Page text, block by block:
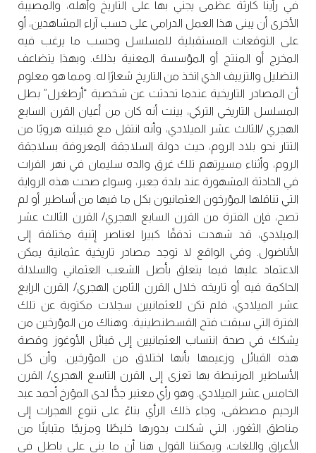
في رأينا كارثة عظمى يجني بها على التاريخ وأهله، والمصيبة
الأخرى أن يبنى هذا العمل الدرامي على حسب آراء المشاهدين، أو
على التوقعات المستقبلية للمسلسل وحسب ما يرغب فيه
المخرج أو المنتج أو المؤسسة المعنية بذلك. وبهذا يتضاعف
التضليل والتزييف الذي اتخذ من التاريخ شعارًا له. ومما هو معلوم
أن المصادر التاريخية عندما تحدثت عن شخصية “أرطغرل” بطل
المسلسل التاريخي التركي، بينت أنه كان من أعيان القرن السابع
الهجري /الثالث عشر الميلادي، وأنه انتقل مع قبيلته هروبًا من
التتار نحو بلاد الروم، حيث دولة السلاجقة المعروفة بسلاجقة
الروم، وأثناء مسيرتهم تلك غرق والده سليمان في نهر الفرات
في الحادثة المشهورة عند بلدة جعبر، وسواء صحت هذه الرواية
التي تناقلها المؤرخون العثمانيون بكل ما فيها من أساطير أو لم
تصح، فإن الفترة من القرن السابع الهجري/ القرن الثالث عشر
الميلادي، قد شهدت تدفقًا كبيرا لعناصر إثنية مختلفة إلى
الأناضول. وفي الواقع لا توجد مصادر تاريخية عثمانية يمكن
الاعتماد عليها فيما يتعلق بأصل الشعب العثماني والسلالة
الحاكمة فيه أو تاريخه خلال القرن الثامن الهجري/ القرن الرابع
عشر الميلادي، فلم تكن للعثمانيين سجلات مكتوبة عن تلك
الفترة التي سبقت فتح القسطنطينية. وهناك من المؤرخين من
يشكك في صحة انتساب العثمانيين إلى قبائل الأوغوز وقصة
هذه القبائل وزعيمها بأنها اختلاق من المؤرخين. وأن كل
الأساطير المرتبطة بها تعزى إلى القرن التاسع الهجري/ القرن
الخامس عشر الميلادي. وهو رأي معتبر جدًّا لدى المؤرخ أحمد عبد
الرحيم مصطفى، وجاء ذلك الرأي بناءً على تنوع الهجرات إلى
مناطق الثغور، التي شكلت بدورها خليطًا ومزيجًا متباينًا من
الأعراق واللغات، ويمكننا القول هنا أن ما بني على باطل في